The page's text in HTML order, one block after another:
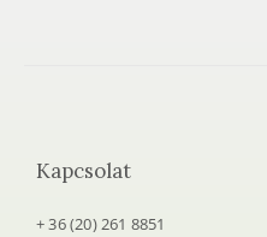
Kapcsolat
+ 36 (20) 261 8851